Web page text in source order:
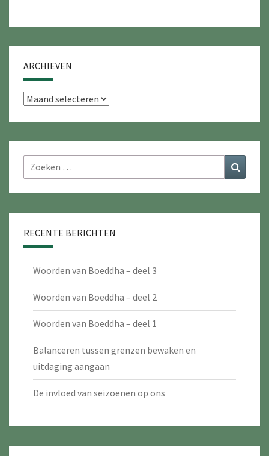
ARCHIEVEN
Archieven
Zoeken
naar:
RECENTE BERICHTEN
Woorden van Boeddha – deel 3
Woorden van Boeddha – deel 2
Woorden van Boeddha – deel 1
Balanceren tussen grenzen bewaken en
uitdaging aangaan
De invloed van seizoenen op ons